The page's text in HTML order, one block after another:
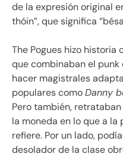
de la expresión original
thóin”, que significa
The Pogues hizo
que combinaban el punk
hacer magistrales
populares comoDanny
Pero también,
la moneda en lo que a
refiere. Por un lado,
desolador de la clase